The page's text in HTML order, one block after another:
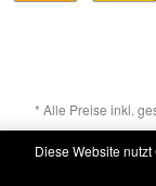
* Alle Preise inkl.
Diese Website